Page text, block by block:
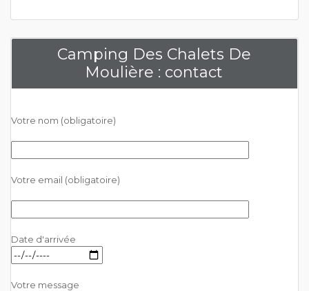
Camping Des Chalets De
Moulière : contact
Votre nom (obligatoire)
Votre email (obligatoire)
Date d'arrivée
Votre message